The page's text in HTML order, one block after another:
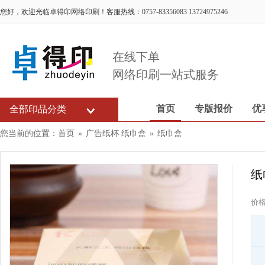
您好，欢迎光临卓得印网络印刷！客服热线：0757-83356083 13724975246
在线下单
网络印刷一站式服务
全部印品分类 首页 专版报价 优
您当前的位置： 首页 » 广告纸杯 纸巾盒 » 纸巾盒
纸
价